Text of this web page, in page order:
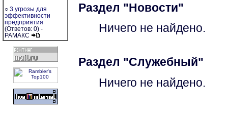
○ 3 угрозы для
эффективности
предприятия
(Ответов: 0) -
РАМАКС
Раздел "Новости"
Ничего не найдено.
Раздел "Служебный"
Ничего не найдено.